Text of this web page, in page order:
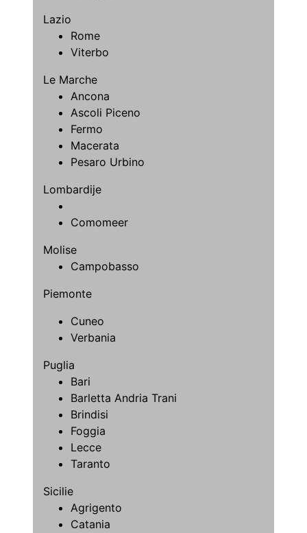
Lazio
Rome
Viterbo
Le Marche
Ancona
Ascoli Piceno
Fermo
Macerata
Pesaro Urbino
Lombardije
Comomeer
Molise
Campobasso
Piemonte
Cuneo
Verbania
Puglia
Bari
Barletta Andria Trani
Brindisi
Foggia
Lecce
Taranto
Sicilie
Agrigento
Catania